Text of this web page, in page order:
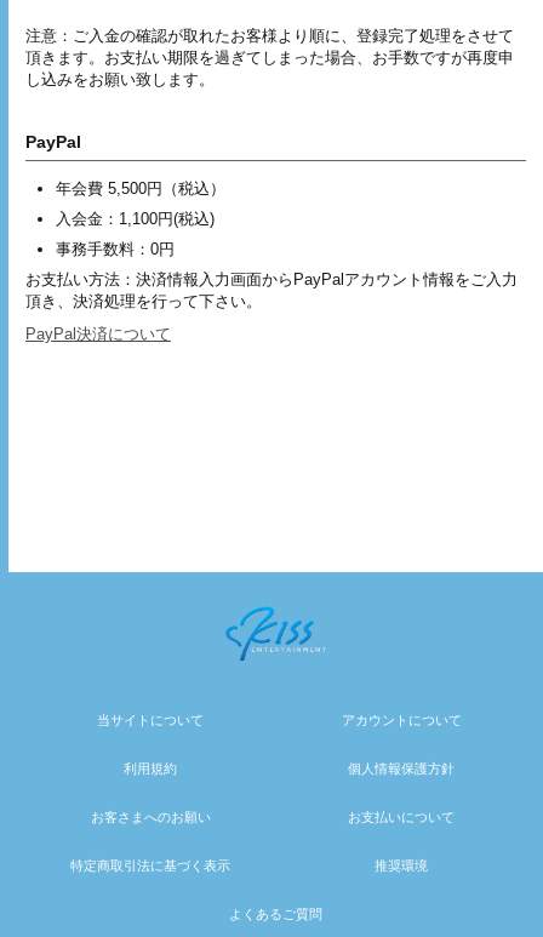
注意：ご入金の確認が取れたお客様より順に、登録完了処理をさせて
頂きます。お支払い期限を過ぎてしまった場合、お手数ですが再度申
し込みをお願い致します。
PayPal
年会費 5,500円（税込）
入会金： 1,100円(税込)
事務手数料：0円
お支払い方法：決済情報入力画面からPayPalアカウント情報をご入力
頂き、決済処理を行って下さい。
PayPal決済について
当サイトについて アカウントについて
利用規約 個人情報保護方針
お客さまへのお願い お支払いについて
特定商取引法に基づく表示 推奨環境
よくあるご質問